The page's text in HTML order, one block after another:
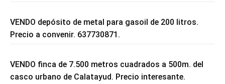
VENDO depósito de metal para gasoil de 200 litros.
Precio a convenir. 637730871.
VENDO finca de 7.500 metros cuadrados a 500m. del
casco urbano de Calatayud. Precio interesante.